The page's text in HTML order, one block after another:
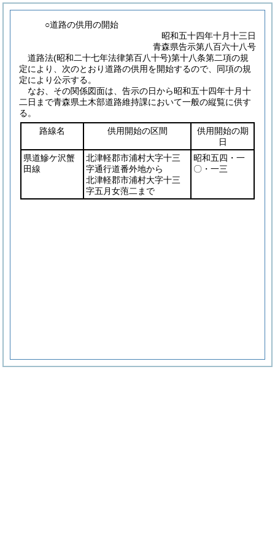
○道路の供用の開始
昭和五十四年十月十三日
青森県告示第八百六十八号
道路法(昭和二十七年法律第百八十号)第十八条第二項の規
定により、次のとおり道路の供用を開始するので、同項の規
定により公示する。
なお、その関係図面は、告示の日から昭和五十四年十月十
二日まで青森県土木部道路維持課において一般の縦覧に供す
る。
路線名
供用開始の区間
供用開始の期
日
県道鰺ケ沢蟹
田線
北津軽郡市浦村大字十三
字通行道番外地から
北津軽郡市浦村大字十三
字五月女萢二まで
昭和五四・一
〇・一三